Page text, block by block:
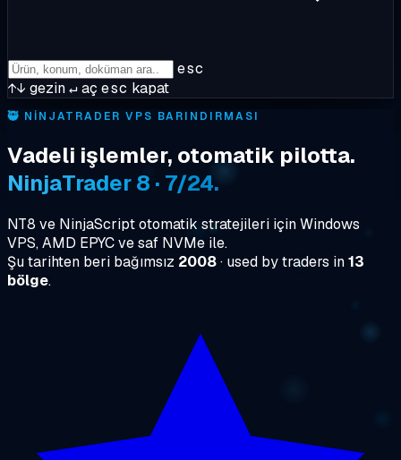
esc
↑↓ gezin↵aç esc kapat
🥷 NINJATRADER VPS BARINDIRMASI
Vadeli işlemler, otomatik pilotta.
NinjaTrader 8 · 7/24.
NT8 ve NinjaScript otomatik stratejileri için Windows
VPS, AMD EPYC ve saf NVMe ile.
Şu tarihten beri bağımsız 2008· used by traders in13
bölge.